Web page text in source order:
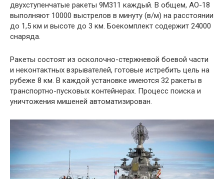
двухступенчатые ракеты 9М311 каждый. В общем, АО-18
выполняют 10000 выстрелов в минуту (в/м) на расстоянии
до 1,5 км и высоте до 3 км. Боекомплект содержит 24000
снаряда.
Ракеты состоят из осколочно-стержневой боевой части
и неконтактных взрывателей, готовые истребить цель на
рубеже 8 км. В каждой установке имеются 32 ракеты в
транспортно-пусковых контейнерах. Процесс поиска и
уничтожения мишеней автоматизирован.